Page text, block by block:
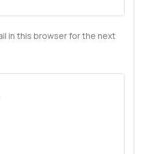
in this browser for the next